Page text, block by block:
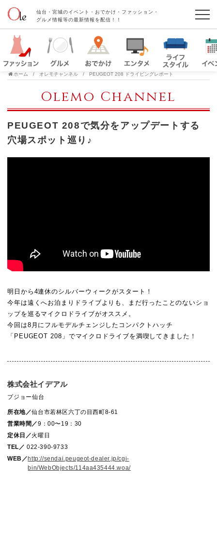
仙台・宮城のイベント・おでかけ・ファッション・
グルメ情報等の最新情報を配信！！
ホーム オレモチャンネル PEUGEOT 208 ドライビングレポート
Olemo Channel
PEUGEOT 208で気分をアップデートする
穴場スポット巡り♪
明日から4連休のシルバーウィークがスタート！
今年は遠くへお泊まりドライブよりも、まだ行ったことのないショ
ップを巡るマイクロドライブがオススメ。
今回は8月にフルモデルチェンジしたコンパクトハッチ
「PEUGEOT 208」でマイクロドライブを満喫してきました！
株式会社イデアル
プジョー仙台
所在地／仙台市若林区六丁の目西町8-61
営業時間／9：00〜19：30
定休日／火曜日
TEL／ 022-390-9733
WEB／ http://sendai.peugeot-dealer.jp/cgi-
bin/WebObjects/114aa435444.woa/